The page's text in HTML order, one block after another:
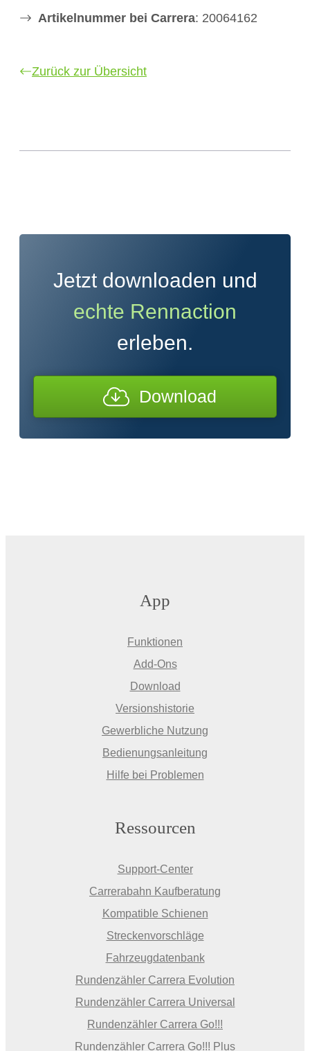
Artikelnummer bei Carrera: 20064162
Zurück zur Übersicht
Jetzt downloaden und
echte Rennaction
erleben.
Download
App
Funktionen
Add-Ons
Download
Versionshistorie
Gewerbliche Nutzung
Bedienungsanleitung
Hilfe bei Problemen
Ressourcen
Support-Center
Carrerabahn Kaufberatung
Kompatible Schienen
Streckenvorschläge
Fahrzeugdatenbank
Rundenzähler Carrera Evolution
Rundenzähler Carrera Universal
Rundenzähler Carrera Go!!!
Rundenzähler Carrera Go!!! Plus